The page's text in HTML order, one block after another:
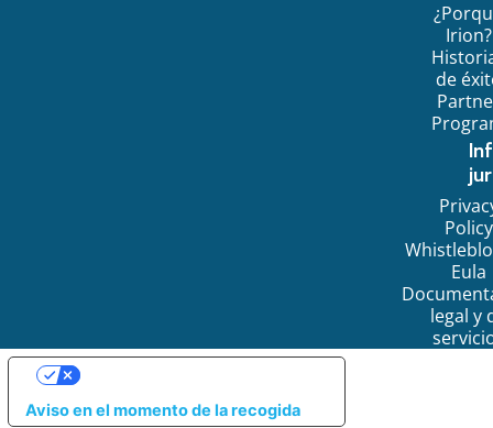
Irion?
de
Policy
Eula
legal y
Aviso en el momento de la recogida